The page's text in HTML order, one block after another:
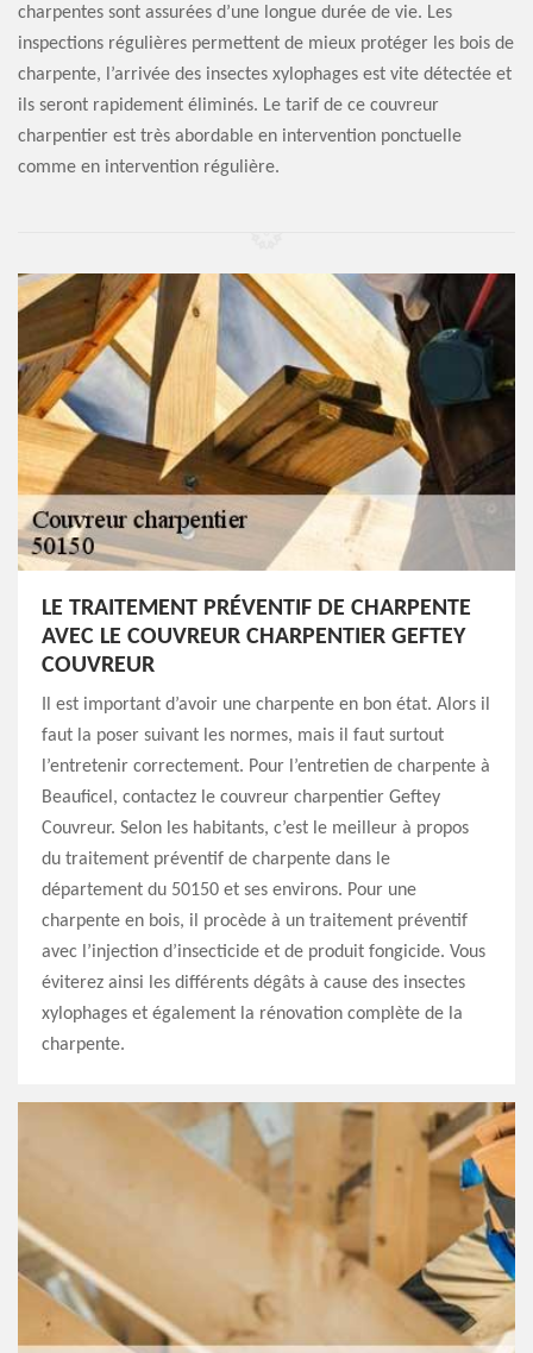
charpentes sont assurées d’une longue durée de vie. Les
inspections régulières permettent de mieux protéger les bois de
charpente, l’arrivée des insectes xylophages est vite détectée et
ils seront rapidement éliminés. Le tarif de ce couvreur
charpentier est très abordable en intervention ponctuelle
comme en intervention régulière.
LE TRAITEMENT PRÉVENTIF DE CHARPENTE
AVEC LE COUVREUR CHARPENTIER GEFTEY
COUVREUR
Il est important d’avoir une charpente en bon état. Alors il
faut la poser suivant les normes, mais il faut surtout
l’entretenir correctement. Pour l’entretien de charpente à
Beauficel, contactez le couvreur charpentier Geftey
Couvreur. Selon les habitants, c’est le meilleur à propos
du traitement préventif de charpente dans le
département du 50150 et ses environs. Pour une
charpente en bois, il procède à un traitement préventif
avec l’injection d’insecticide et de produit fongicide. Vous
éviterez ainsi les différents dégâts à cause des insectes
xylophages et également la rénovation complète de la
charpente.